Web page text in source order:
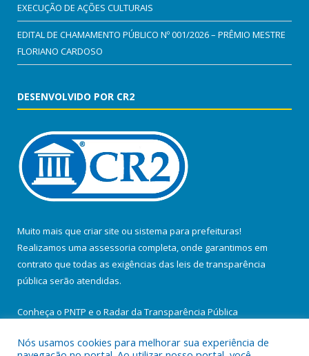
EXECUÇÃO DE AÇÕES CULTURAIS
EDITAL DE CHAMAMENTO PÚBLICO Nº 001/2026 – PRÊMIO MESTRE
FLORIANO CARDOSO
DESENVOLVIDO POR CR2
Muito mais que criar site ou sistema para prefeituras!
Realizamos uma assessoria completa, onde garantimos em
contrato que todas as exigências das leis de transparência
pública serão atendidas.
Conheça o PNTP e o Radar da Transparência Pública
Nós usamos cookies para melhorar sua experiência de